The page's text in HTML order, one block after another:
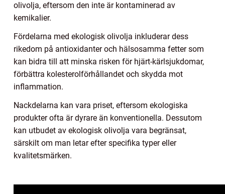
olivolja, eftersom den inte är kontaminerad av
kemikalier.
Fördelarna med ekologisk olivolja inkluderar dess
rikedom på antioxidanter och hälsosamma fetter som
kan bidra till att minska risken för hjärt-kärlsjukdomar,
förbättra kolesterolförhållandet och skydda mot
inflammation.
Nackdelarna kan vara priset, eftersom ekologiska
produkter ofta är dyrare än konventionella. Dessutom
kan utbudet av ekologisk olivolja vara begränsat,
särskilt om man letar efter specifika typer eller
kvalitetsmärken.